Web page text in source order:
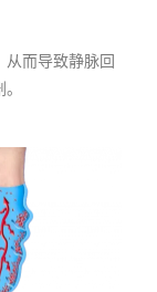
从而导致静脉回